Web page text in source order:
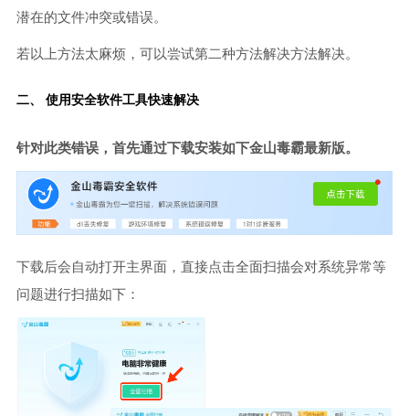
潜在的文件冲突或错误。
若以上方法太麻烦，可以尝试第二种方法解决方法解决。
二、 使用安全软件工具快速解决
针对此类错误，首先通过下载安装如下金山毒霸最新版。
下载后会自动打开主界面，直接点击全面扫描会对系统异常等
问题进行扫描如下：